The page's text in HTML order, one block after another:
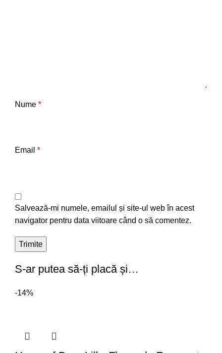
Nume *
Email *
Salvează-mi numele, emailul și site-ul web în acest
navigator pentru data viitoare când o să comentez.
S-ar putea să-ți placă și…
-14%